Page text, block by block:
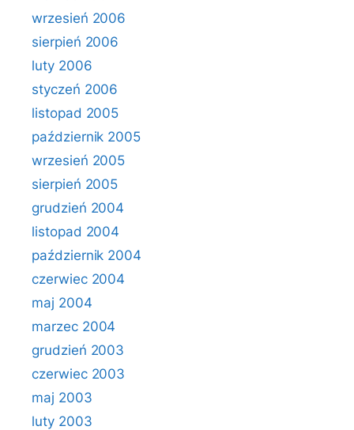
wrzesień 2006
sierpień 2006
luty 2006
styczeń 2006
listopad 2005
październik 2005
wrzesień 2005
sierpień 2005
grudzień 2004
listopad 2004
październik 2004
czerwiec 2004
maj 2004
marzec 2004
grudzień 2003
czerwiec 2003
maj 2003
luty 2003